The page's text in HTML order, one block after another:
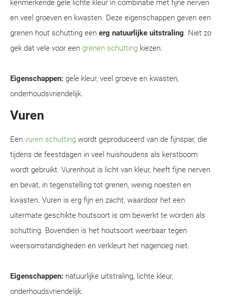
kenmerkende gele lichte kleur in combinatie met fijne nerven
en veel groeven en kwasten. Deze eigenschappen geven een
grenen hout schutting een erg natuurlijke uitstraling. Niet zo
gek dat vele voor een grenen schutting kiezen.
Eigenschappen: gele kleur, veel groeve en kwasten,
onderhoudsvriendelijk.
Vuren
Een vuren schutting wordt geproduceerd van de fijnspar, die
tijdens de feestdagen in veel huishoudens als kerstboom
wordt gebruikt. Vurenhout is licht van kleur, heeft fijne nerven
en bevat, in tegenstelling tot grenen, weinig noesten en
kwasten. Vuren is erg fijn en zacht, waardoor het een
uitermate geschikte houtsoort is om bewerkt te worden als
schutting. Bovendien is het houtsoort weerbaar tegen
weersomstandigheden en verkleurt het nagenoeg niet.
Eigenschappen: natuurlijke uitstraling, lichte kleur,
onderhoudsvriendelijk.